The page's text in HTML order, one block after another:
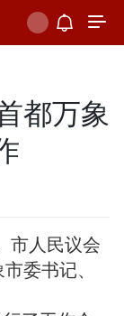
都万象
市人民议会
委书记、